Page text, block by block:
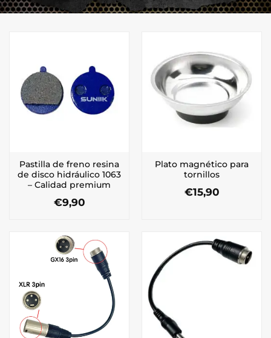
Pastilla de freno resina
de disco hidráulico 1063
– Calidad premium
€9,90
Plato magnético para
tornillos
€15,90